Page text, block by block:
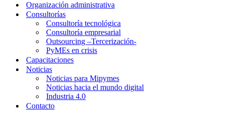
Organización administrativa
Consultorías
Consultoría tecnológica
Consultoría empresarial
Outsourcing –Tercerización-
PyMEs en crisis
Capacitaciones
Noticias
Noticias para Mipymes
Noticias hacia el mundo digital
Industria 4.0
Contacto